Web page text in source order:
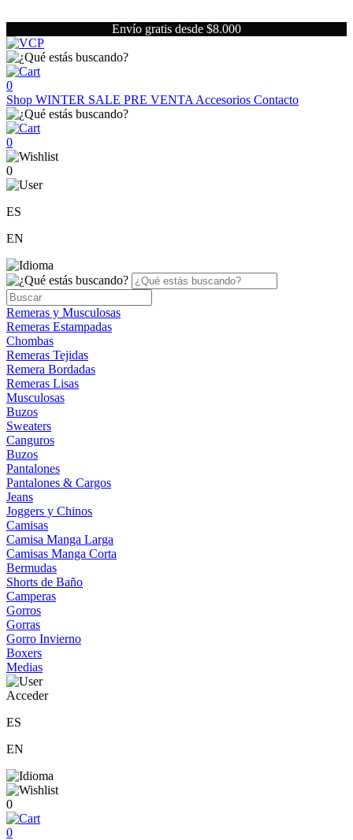
Envío gratis desde $8.000
0
Shop WINTER SALE PRE VENTA Accesorios Contacto
0
0
ES
EN
Remeras y Musculosas
Remeras Estampadas
Chombas
Remeras Tejidas
Remera Bordadas
Remeras Lisas
Musculosas
Buzos
Sweaters
Canguros
Buzos
Pantalones
Pantalones & Cargos
Jeans
Joggers y Chinos
Camisas
Camisa Manga Larga
Camisas Manga Corta
Bermudas
Shorts de Baño
Camperas
Gorros
Gorras
Gorro Invierno
Boxers
Medias
Acceder
ES
EN
0
0